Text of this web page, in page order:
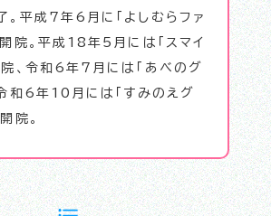
。平成7年6月に「よしむらファ
院。平成18年5月には「スマイ
院、令和6年7月には「あべのグ
令和6年10月には「すみのえグ
院。